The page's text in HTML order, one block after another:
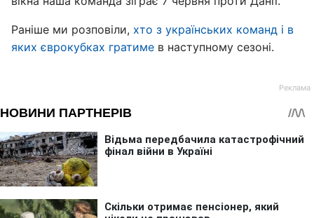
Раніше ми розповіли, хто з українських команд і в
яких єврокубках гратиме в наступному сезоні.